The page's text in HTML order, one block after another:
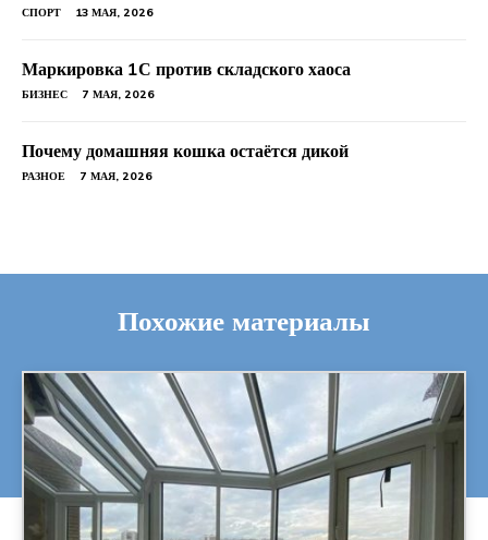
СПОРТ 13 МАЯ, 2026
Маркировка 1С против складского хаоса
БИЗНЕС 7 МАЯ, 2026
Почему домашняя кошка остаётся дикой
РАЗНОЕ 7 МАЯ, 2026
Похожие материалы